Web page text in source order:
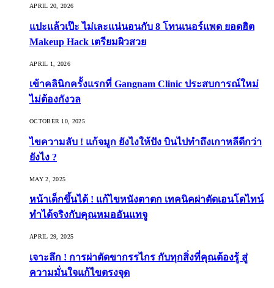
APRIL 20, 2026
แปะแล้วเป๊ะ ไม่เละแน่นอนกับ 8 โทนเนอร์แพด ยอดฮิต
Makeup Hack เตรียมผิวสวย
APRIL 1, 2026
เข้าคลินิกครั้งแรกที่ Gangnam Clinic ประสบการณ์ใหม่
ไม่ต้องกังวล
OCTOBER 10, 2025
ไขความลับ ! แก้จมูก ยังไงให้ปัง บินไปทำถึงเกาหลีดีกว่า
ยังไง ?
MAY 2, 2025
หน้าเด็กขึ้นได้ ! แก้ไขหนังตาตก เทคนิคผ่าตัดเอนโดไทน์
ทำได้จริงกับคุณหมออันแทจู
APRIL 29, 2025
เจาะลึก ! การผ่าตัดขากรรไกร กับทุกสิ่งที่คุณต้องรู้ สู่
ความมั่นใจแก้ไขตรงจุด